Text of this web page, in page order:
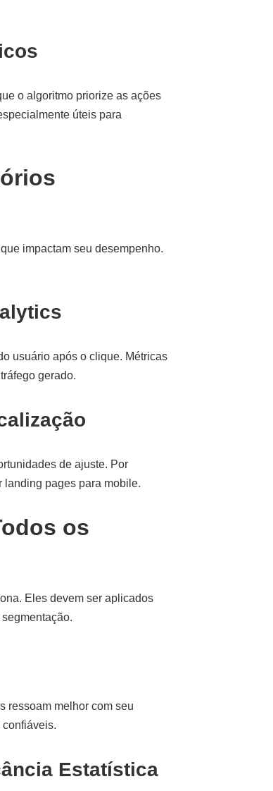
o algoritmo priorize as ações
úteis para
impactam seu desempenho.
usuário após o clique. Métricas
gerado.
de ajuste. Por
landing pages para mobile.
os
Eles devem ser aplicados
ressoam melhor com seu
Estatística